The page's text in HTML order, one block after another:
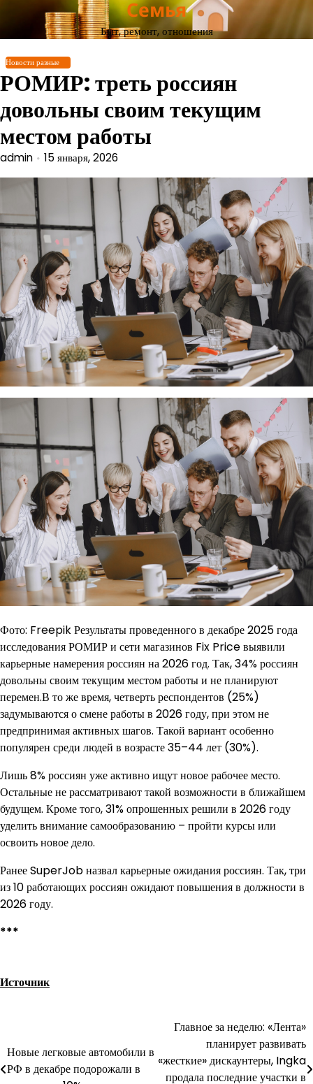
Перейти
содержимому
Семья
Быт, ремонт, отношения
Новости разные
РОМИР: треть россиян
довольны своим текущим
местом работы
admin 15 января, 2026
Фото: Freepik Результаты проведенного в декабре 2025 года
исследования РОМИР и сети магазинов Fix Price выявили
карьерные намерения россиян на 2026 год. Так, 34% россиян
довольны своим текущим местом работы и не планируют
перемен.В то же время, четверть респондентов (25%)
задумываются о смене работы в 2026 году, при этом не
предпринимая активных шагов. Такой вариант особенно
популярен среди людей в возрасте 35–44 лет (30%).
Лишь 8% россиян уже активно ищут новое рабочее место.
Остальные не рассматривают такой возможности в ближайшем
будущем. Кроме того, 31% опрошенных решили в 2026 году
уделить внимание самообразованию – пройти курсы или
освоить новое дело.
Ранее SuperJob назвал карьерные ожидания россиян. Так, три
из 10 работающих россиян ожидают повышения в должности в
2026 году.
***
Источник
по
Новые легковые автомобили в
РФ в декабре подорожали в
Главное за неделю: «Лента»
планирует развивать
«жесткие» дискаунтеры, Ingka
продала последние участки в